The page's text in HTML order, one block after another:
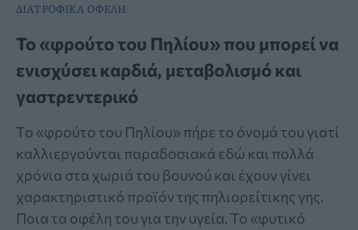
ΔΙΑΤΡΟΦΙΚΑ ΟΦΕΛΗ
Το «φρούτο του Πηλίου» που μπορεί να
ενισχύσει καρδιά, μεταβολισμό και
γαστρεντερικό
Το «φρούτο του Πηλίου» πήρε το όνομά του γιατί
καλλιεργούνται παραδοσιακά εδώ και πολλά
χρόνια στα χωριά του βουνού και έχουν γίνει
χαρακτηριστικό προϊόν της πηλιορείτικης γης.
Ποια τα οφέλη του για την υγεία. Το «φυτικό